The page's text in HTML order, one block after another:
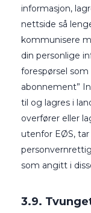
informasjon,
nettside så
kommunisere
din personlige
forespørsel
abonnement”
til og lagres i
overfører eller
utenfor EØS,
som angitt i
3.9.